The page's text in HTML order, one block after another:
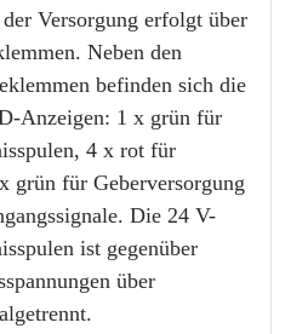
Versorgung erfolgt über
Neben den
befinden sich die
Anzeigen: 1 x grün für
4 x rot für
grün für Geberversorgung
Die 24 V-
ist gegenüber
über